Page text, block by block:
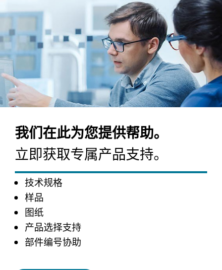
我们在此为您提供帮助。
立即获取专属产品支持。
技术规格
样品
图纸
产品选择支持
部件编号协助